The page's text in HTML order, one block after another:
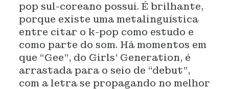
pop sul-coreano possui. É brilhante,
porque existe uma metalinguística
entre citar o k-pop como estudo e
como parte do som. Há momentos em
que “Gee”, do Girls’ Generation, é
arrastada para o seio de “debut”,
com a letra se propagando no melhor